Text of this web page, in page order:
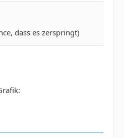
dass es zerspringt)